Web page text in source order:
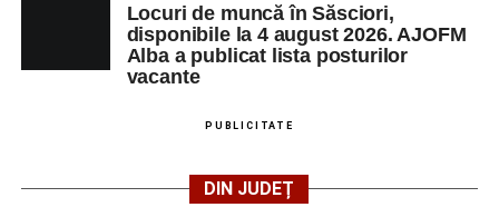
Locuri de muncă în Săsciori,
disponibile la 4 august 2026. AJOFM
Alba a publicat lista posturilor
vacante
PUBLICITATE
DIN JUDEȚ